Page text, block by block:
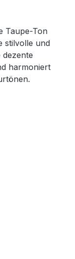
Taupe-Ton
stilvolle und
dezente
harmoniert